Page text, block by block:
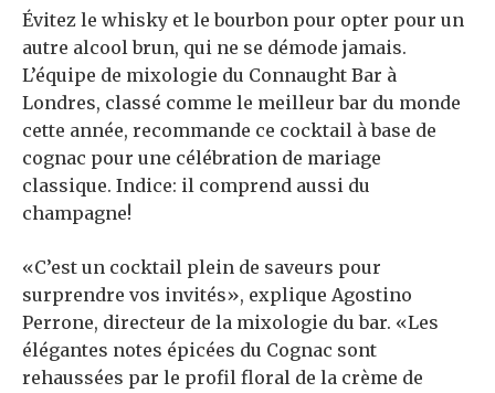
Évitez le whisky et le bourbon pour opter pour un
autre alcool brun, qui ne se démode jamais.
L’équipe de mixologie du Connaught Bar à
Londres, classé comme le meilleur bar du monde
cette année, recommande ce cocktail à base de
cognac pour une célébration de mariage
classique. Indice: il comprend aussi du
champagne!
«C’est un cocktail plein de saveurs pour
surprendre vos invités», explique Agostino
Perrone, directeur de la mixologie du bar. «Les
élégantes notes épicées du Cognac sont
rehaussées par le profil floral de la crème de